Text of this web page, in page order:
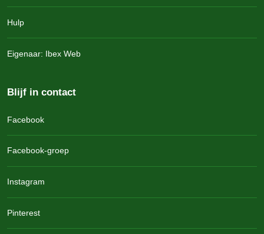
Hulp
Eigenaar: Ibex Web
Blijf in contact
Facebook
Facebook-groep
Instagram
Pinterest